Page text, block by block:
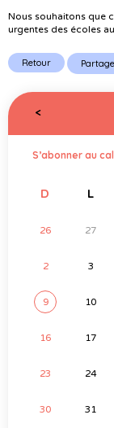
Nous souhaitons que
urgentes des écoles
Retour
<
S’abonner au
D L
26 27
2 3
9 10
16 17
23 24
30 31